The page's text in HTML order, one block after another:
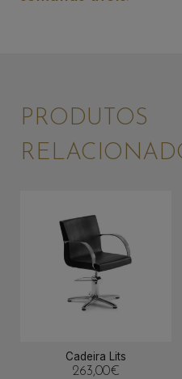
PRODUTOS
Cadeira Lits
263,00€